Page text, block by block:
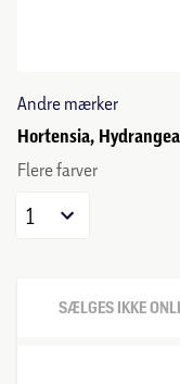
Andre mærker
Hortensia,
Flere farver
1
SÆLGES IKKE